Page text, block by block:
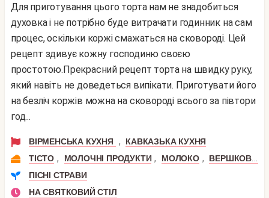
Для приготування цього торта нам не знадобиться
духовка і не потрібно буде витрачати годинник на сам
процес, оскільки коржі смажаться на сковороді. Цей
рецепт здивує кожну господиню своєю
простотою.Прекрасний рецепт торта на швидку руку,
який навіть не доведеться випікати. Приготувати його
на безліч коржів можна на сковороді всього за півтори
год...
ВІРМЕНСЬКА КУХНЯ ,
КАВКАЗЬКА КУХНЯ
ТІСТО , МОЛОЧНІ ПРОДУКТИ , МОЛОКО ,
ВЕРШКОВЕ МАСЛО
ПІСНІ СТРАВИ
НА СВЯТКОВИЙ СТІЛ